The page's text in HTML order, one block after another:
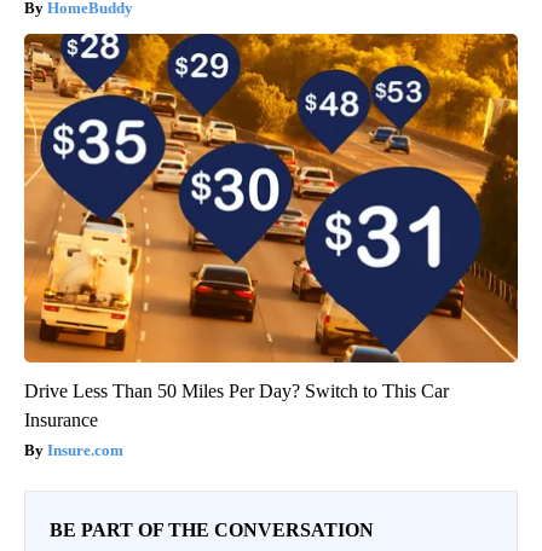
HomeBuddy
Drive Less Than 50 Miles Per Day? Switch to This Car
Insurance
Insure.com
BE PART OF THE CONVERSATION